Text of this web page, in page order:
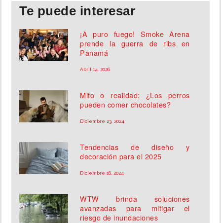
Te puede interesar
¡A puro fuego! Smoke Arena
prende la guerra de ribs en
Panamá
Abril 14, 2026
Mito o realidad: ¿Los perros
pueden comer chocolates?
Diciembre 23, 2024
Tendencias de diseño y
decoración para el 2025
Diciembre 16, 2024
WTW brinda soluciones
avanzadas para mitigar el
riesgo de inundaciones